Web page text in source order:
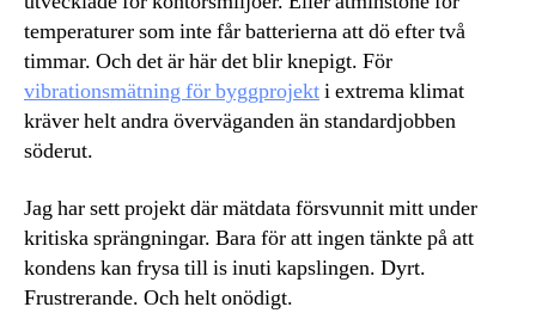
temperaturer som inte får batterierna att dö efter två
timmar. Och det är här det blir knepigt. För
vibrationsmätning för byggprojekti extrema klimat
kräver helt andra överväganden än standardjobben
söderut.
Jag har sett projekt där mätdata försvunnit mitt under
kritiska sprängningar. Bara för att ingen tänkte på att
kondens kan frysa till is inuti kapslingen. Dyrt.
Frustrerande. Och helt onödigt.